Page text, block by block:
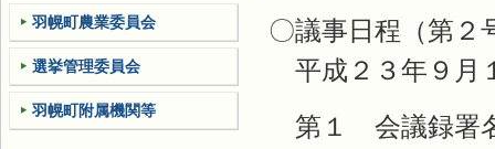
〇議事日程（第２
平成２３年９月
第１ 会議録署
羽幌町農業委員会
選挙管理委員会
羽幌町附属機関等